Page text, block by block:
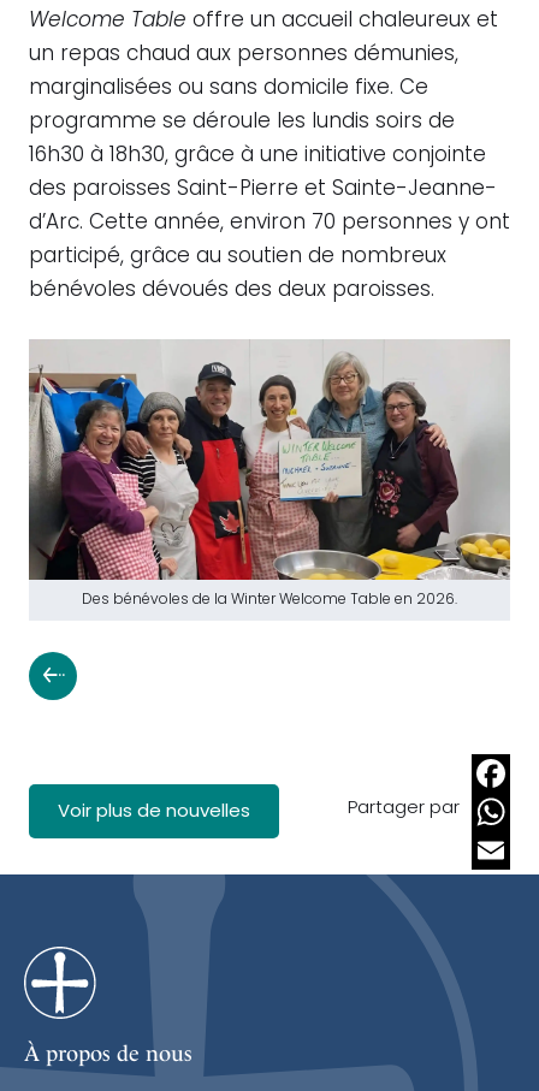
Welcome Table offre un accueil chaleureux et
un repas chaud aux personnes démunies,
marginalisées ou sans domicile fixe. Ce
programme se déroule les lundis soirs de
16h30 à 18h30, grâce à une initiative conjointe
des paroisses Saint-Pierre et Sainte-Jeanne-
d’Arc. Cette année, environ 70 personnes y ont
participé, grâce au soutien de nombreux
bénévoles dévoués des deux paroisses.
Des bénévoles de la Winter Welcome Table en 2026.
Voir plus de nouvelles Partager par
À propos de nous